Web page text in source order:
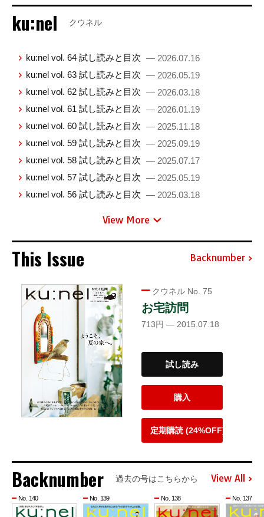
ku:nel クウネル
ku:nel vol. 64 試し読みと目次 — 2026.07.16
ku:nel vol. 63 試し読みと目次 — 2026.05.19
ku:nel vol. 62 試し読みと目次 — 2026.03.18
ku:nel vol. 61 試し読みと目次 — 2026.01.19
ku:nel vol. 60 試し読みと目次 — 2025.11.18
ku:nel vol. 59 試し読みと目次 — 2025.09.19
ku:nel vol. 58 試し読みと目次 — 2025.07.17
ku:nel vol. 57 試し読みと目次 — 2025.05.19
ku:nel vol. 56 試し読みと目次 — 2025.03.18
View More
This Issue Backnumber
クウネル No. 75
お宅訪問
713円 — 2015.07.18
試し読み
購入
定期購読 (24%OFF)
Backnumber 過去の号はこちらから View All
No. 140 No. 139 No. 138 No. 137